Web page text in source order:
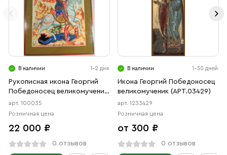
В наличии 1-2 дня
Рукописная икона Георгий
Победоносец великомученик,
писанная икона
арт. 100035
Розничная цена
22 000 ₽
0 отзывов
В наличии 1-30 дней
Икона Георгий Победоносец
великомученик (АРТ.03429)
арт. 1233429
Розничная цена
от 300 ₽
0 отзывов